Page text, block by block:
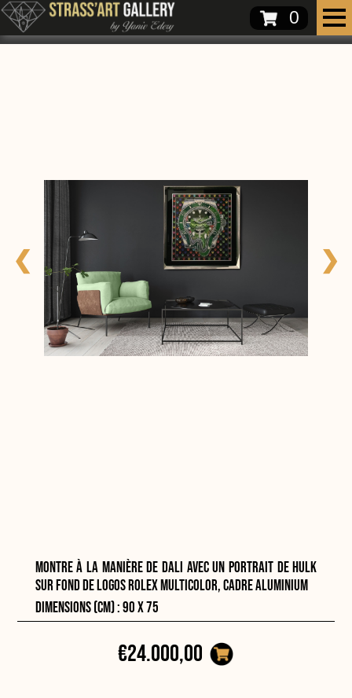
0
❮ ❯
Montre à la manière de Dali avec un portrait de Hulk
sur fond de logos Rolex multicolor, cadre aluminium
Dimensions (cm) : 90 x 75
€24.000,00